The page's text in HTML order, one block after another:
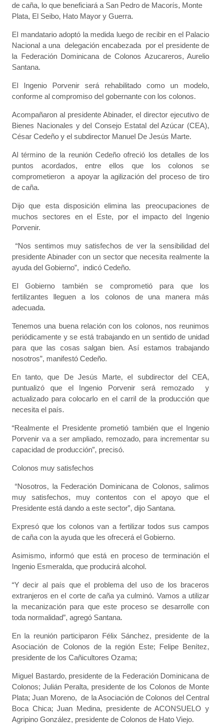
de caña, lo que beneficiará a San Pedro de Macorís, Monte
Plata, El Seibo, Hato Mayor y Guerra.
El mandatario adoptó la medida luego de recibir en el Palacio
Nacional a una delegación encabezada por el presidente de
la Federación Dominicana de Colonos Azucareros, Aurelio
Santana.
El Ingenio Porvenir será rehabilitado como un modelo,
conforme al compromiso del gobernante con los colonos.
Acompañaron al presidente Abinader, el director ejecutivo de
Bienes Nacionales y del Consejo Estatal del Azúcar (CEA),
César Cedeño y el subdirector Manuel De Jesús Marte.
Al término de la reunión Cedeño ofreció los detalles de los
puntos acordados, entre ellos que los colonos se
comprometieron a apoyar la agilización del proceso de tiro
de caña.
Dijo que esta disposición elimina las preocupaciones de
muchos sectores en el Este, por el impacto del Ingenio
Porvenir.
“Nos sentimos muy satisfechos de ver la sensibilidad del
presidente Abinader con un sector que necesita realmente la
ayuda del Gobierno”, indicó Cedeño.
El Gobierno también se comprometió para que los
fertilizantes lleguen a los colonos de una manera más
adecuada.
Tenemos una buena relación con los colonos, nos reunimos
periódicamente y se está trabajando en un sentido de unidad
para que las cosas salgan bien. Así estamos trabajando
nosotros”, manifestó Cedeño.
En tanto, que De Jesús Marte, el subdirector del CEA,
puntualizó que el Ingenio Porvenir será remozado y
actualizado para colocarlo en el carril de la producción que
necesita el país.
“Realmente el Presidente prometió también que el Ingenio
Porvenir va a ser ampliado, remozado, para incrementar su
capacidad de producción”, precisó.
Colonos muy satisfechos
“Nosotros, la Federación Dominicana de Colonos, salimos
muy satisfechos, muy contentos con el apoyo que el
Presidente está dando a este sector”, dijo Santana.
Expresó que los colonos van a fertilizar todos sus campos
de caña con la ayuda que les ofrecerá el Gobierno.
Asimismo, informó que está en proceso de terminación el
Ingenio Esmeralda, que producirá alcohol.
“Y decir al país que el problema del uso de los braceros
extranjeros en el corte de caña ya culminó. Vamos a utilizar
la mecanización para que este proceso se desarrolle con
toda normalidad”, agregó Santana.
En la reunión participaron Félix Sánchez, presidente de la
Asociación de Colonos de la región Este; Felipe Benítez,
presidente de los Cañicultores Ozama;
Miguel Bastardo, presidente de la Federación Dominicana de
Colonos; Julián Peralta, presidente de los Colonos de Monte
Plata; Juan Moreno, de la Asociación de Colonos del Central
Boca Chica; Juan Medina, presidente de ACONSUELO y
Agripino González, presidente de Colonos de Hato Viejo.